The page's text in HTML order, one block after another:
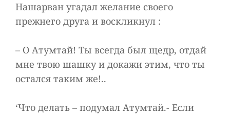
Нашарван угадал желание своего
прежнего друга и воскликнул :
– О Атумтай! Ты всегда был щедр, отдай
мне твою шашку и докажи этим, что ты
остался таким же!..
‘Что делать – подумал Атумтай.- Если